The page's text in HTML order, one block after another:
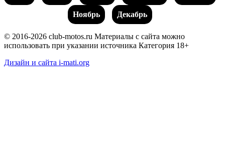
Ноябрь Декабрь
© 2016-2026 club-motos.ru Материалы с сайта можно
использовать при указании источника Категория 18+
Дизайн и сайта i-mati.org